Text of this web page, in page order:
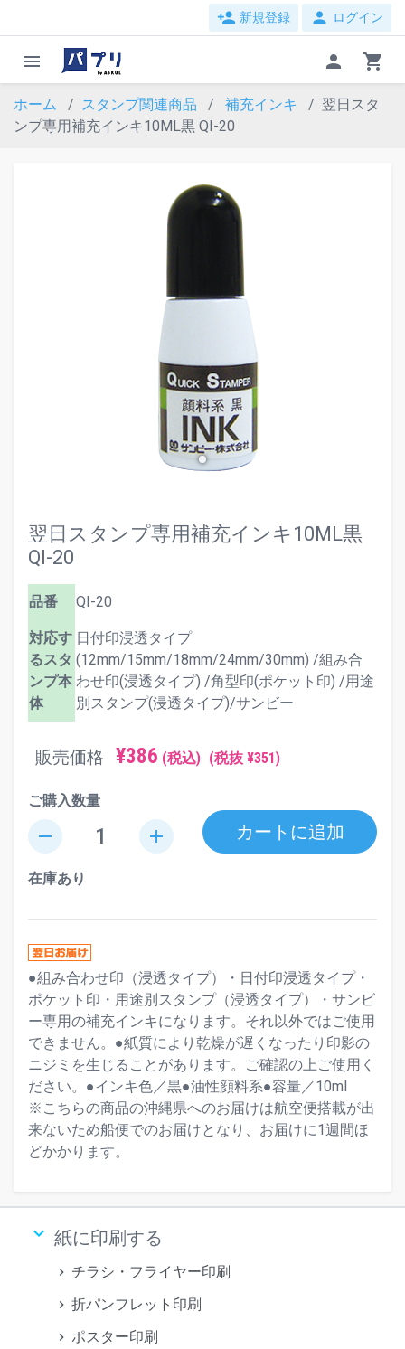
person_add 新規登録 person ログイン
menu person shopping_cart
ホーム スタンプ関連商品 補充インキ
翌日スタ
ンプ専用補充インキ10ML黒 QI-20
翌日スタンプ専用補充インキ10ML黒
QI-20
品番 QI-20
対応す
るスタ
ンプ本
体
日付印浸透タイプ
(12mm/15mm/18mm/24mm/30mm) /組み合
わせ印(浸透タイプ) /角型印(ポケット印) /用途
別スタンプ(浸透タイプ)/サンビー
販売価格 ¥386 (税込) (税抜 ¥351)
ご購入数量
remove add カートに追加
在庫あり
●組み合わせ印（浸透タイプ）・日付印浸透タイプ・
ポケット印・用途別スタンプ（浸透タイプ）・サンビ
ー専用の補充インキになります。それ以外ではご使用
できません。●紙質により乾燥が遅くなったり印影の
ニジミを生じることがあります。ご確認の上ご使用く
ださい。●インキ色／黒●油性顔料系●容量／10ml
※こちらの商品の沖縄県へのお届けは航空便搭載が出
来ないため船便でのお届けとなり、お届けに1週間ほ
どかかります。
keyboard_arrow_down 紙に印刷する
チラシ・フライヤー印刷
折パンフレット印刷
ポスター印刷